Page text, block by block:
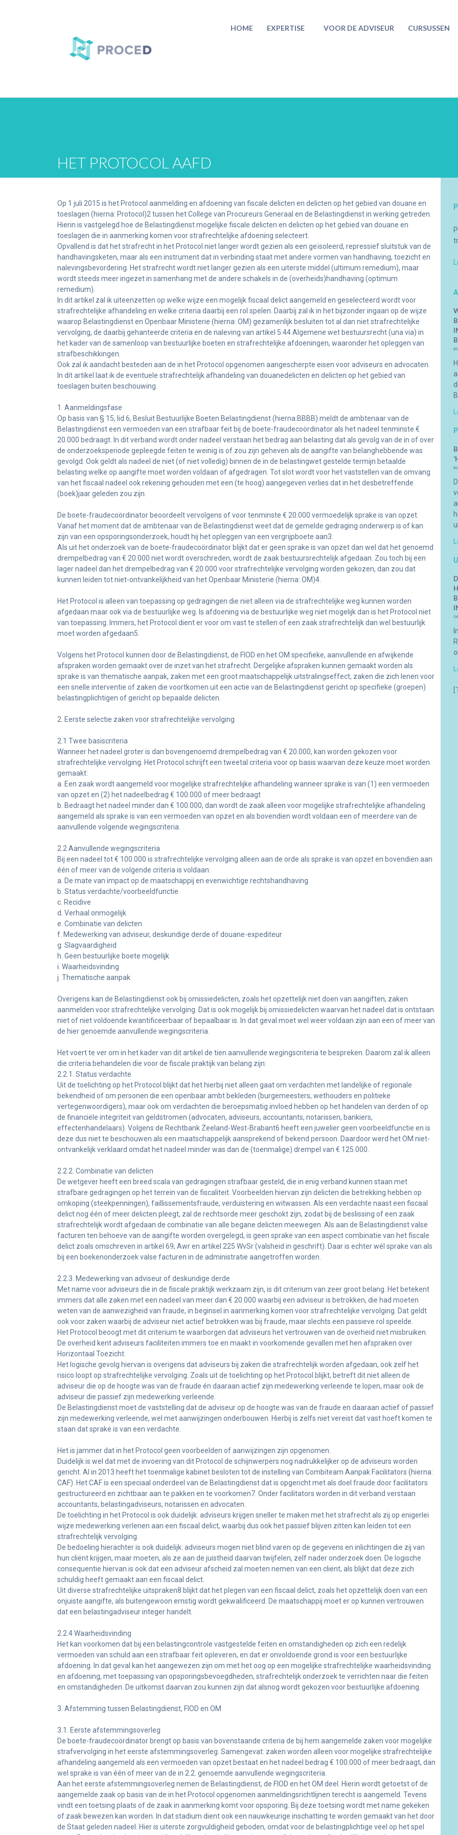
HOME EXPERTISE VOOR DE ADVISEUR CURSUSSEN
HET PROTOCOL AAFD
Op 1 juli 2015 is het Protocol aanmelding en afdoening van fiscale delicten en delicten op het gebied van douane en
toeslagen (hierna: Protocol)2 tussen het College van Procureurs Generaal en de Belastingdienst in werking getreden.
Hierin is vastgelegd hoe de Belastingdienst mogelijke fiscale delicten en delicten op het gebied van douane en
toeslagen die in aanmerking komen voor strafrechtelijke afdoening selecteert.
Opvallend is dat het strafrecht in het Protocol niet langer wordt gezien als een geïsoleerd, repressief sluitstuk van de
handhavingsketen, maar als een instrument dat in verbinding staat met andere vormen van handhaving, toezicht en
nalevingsbevordering. Het strafrecht wordt niet langer gezien als een uiterste middel (ultimum remedium), maar
wordt steeds meer ingezet in samenhang met de andere schakels in de (overheids)handhaving (optimum
remedium).
In dit artikel zal ik uiteenzetten op welke wijze een mogelijk fiscaal delict aangemeld en geselecteerd wordt voor
strafrechtelijke afhandeling en welke criteria daarbij een rol spelen. Daarbij zal ik in het bijzonder ingaan op de wijze
waarop Belastingdienst en Openbaar Ministerie (hierna: OM) gezamenlijk besluiten tot al dan niet strafrechtelijke
vervolging, de daarbij gehanteerde criteria en de naleving van artikel 5:44 Algemene wet bestuursrecht (una via) in
het kader van de samenloop van bestuurlijke boeten en strafrechtelijke afdoeningen, waaronder het opleggen van
strafbeschikkingen.
Ook zal ik aandacht besteden aan de in het Protocol opgenomen aangescherpte eisen voor adviseurs en advocaten.
In dit artikel laat ik de eventuele strafrechtelijk afhandeling van douanedelicten en delicten op het gebied van
toeslagen buiten beschouwing.
1. Aanmeldingsfase
Op basis van § 15, lid 6, Besluit Bestuurlijke Boeten Belastingdienst (hierna:BBBB) meldt de ambtenaar van de
Belastingdienst een vermoeden van een strafbaar feit bij de boete-fraudecoördinator als het nadeel tenminste €
20.000 bedraagt. In dit verband wordt onder nadeel verstaan het bedrag aan belasting dat als gevolg van de in of over
de onderzoeksperiode gepleegde feiten te weinig is of zou zijn geheven als de aangifte van belanghebbende was
gevolgd. Ook geldt als nadeel de niet (of niet volledig) binnen de in de belastingwet gestelde termijn betaalde
belasting welke op aangifte moet worden voldaan of afgedragen. Tot slot wordt voor het vaststellen van de omvang
van het fiscaal nadeel ook rekening gehouden met een (te hoog) aangegeven verlies dat in het desbetreffende
(boek)jaar geleden zou zijn.
De boete-fraudecoördinator beoordeelt vervolgens of voor tenminste € 20.000 vermoedelijk sprake is van opzet.
Vanaf het moment dat de ambtenaar van de Belastingdienst weet dat de gemelde gedraging onderwerp is of kan
zijn van een opsporingsonderzoek, houdt hij het opleggen van een vergrijpboete aan3.
Als uit het onderzoek van de boete-fraudecoördinator blijkt dat er geen sprake is van opzet dan wel dat het genoemd
drempelbedrag van € 20.000 niet wordt overschreden, wordt de zaak bestuursrechtelijk afgedaan. Zou toch bij een
lager nadeel dan het drempelbedrag van € 20.000 voor strafrechtelijke vervolging worden gekozen, dan zou dat
kunnen leiden tot niet-ontvankelijkheid van het Openbaar Ministerie (hierna: OM)4.
Het Protocol is alleen van toepassing op gedragingen die niet alleen via de strafrechtelijke weg kunnen worden
afgedaan maar ook via de bestuurlijke weg. Is afdoening via de bestuurlijke weg niet mogelijk dan is het Protocol niet
van toepassing. Immers, het Protocol dient er voor om vast te stellen of een zaak strafrechtelijk dan wel bestuurlijk
moet worden afgedaan5.
Volgens het Protocol kunnen door de Belastingdienst, de FIOD en het OM specifieke, aanvullende en afwijkende
afspraken worden gemaakt over de inzet van het strafrecht. Dergelijke afspraken kunnen gemaakt worden als
sprake is van thematische aanpak, zaken met een groot maatschappelijk uitstralingseffect, zaken die zich lenen voor
een snelle interventie of zaken die voortkomen uit een actie van de Belastingdienst gericht op specifieke (groepen)
belastingplichtigen of gericht op bepaalde delicten.
2. Eerste selectie zaken voor strafrechtelijke vervolging
2.1 Twee basiscriteria
Wanneer het nadeel groter is dan bovengenoemd drempelbedrag van € 20.000, kan worden gekozen voor
strafrechtelijke vervolging. Het Protocol schrijft een tweetal criteria voor op basis waarvan deze keuze moet worden
gemaakt:
a. Een zaak wordt aangemeld voor mogelijke strafrechtelijke afhandeling wanneer sprake is van (1) een vermoeden
van opzet en (2) het nadeelbedrag € 100.000 of meer bedraagt
b. Bedraagt het nadeel minder dan € 100.000, dan wordt de zaak alleen voor mogelijke strafrechtelijke afhandeling
aangemeld als sprake is van een vermoeden van opzet en als bovendien wordt voldaan een of meerdere van de
aanvullende volgende wegingscriteria.
2.2 Aanvullende wegingscriteria
Bij een nadeel tot € 100.000 is strafrechtelijke vervolging alleen aan de orde als sprake is van opzet en bovendien aan
één of meer van de volgende criteria is voldaan:
a. De mate van impact op de maatschappij en evenwichtige rechtshandhaving
b. Status verdachte/voorbeeldfunctie
c. Recidive
d. Verhaal onmogelijk
e. Combinatie van delicten
f. Medewerking van adviseur, deskundige derde of douane-expediteur
g. Slagvaardigheid
h. Geen bestuurlijke boete mogelijk
i. Waarheidsvinding
j. Thematische aanpak
Overigens kan de Belastingdienst ook bij omissiedelicten, zoals het opzettelijk niet doen van aangiften, zaken
aanmelden voor strafrechtelijke vervolging. Dat is ook mogelijk bij omissiedelicten waarvan het nadeel dat is ontstaan
niet of niet voldoende kwantificeerbaar of bepaalbaar is. In dat geval moet wel weer voldaan zijn aan een of meer van
de hier genoemde aanvullende wegingscriteria.
Het voert te ver om in het kader van dit artikel de tien aanvullende wegingscriteria te bespreken. Daarom zal ik alleen
die criteria behandelen die voor de fiscale praktijk van belang zijn:
2.2.1. Status verdachte
Uit de toelichting op het Protocol blijkt dat het hierbij niet alleen gaat om verdachten met landelijke of regionale
bekendheid of om personen die een openbaar ambt bekleden (burgemeesters, wethouders en politieke
vertegenwoordigers), maar ook om verdachten die beroepsmatig invloed hebben op het handelen van derden of op
de financiële integriteit van geldstromen (advocaten, adviseurs, accountants, notarissen, bankiers,
effectenhandelaars). Volgens de Rechtbank Zeeland-West-Brabant6 heeft een juwelier geen voorbeeldfunctie en is
deze dus niet te beschouwen als een maatschappelijk aansprekend of bekend persoon. Daardoor werd het OM niet-
ontvankelijk verklaard omdat het nadeel minder was dan de (toenmalige) drempel van € 125.000.
2.2.2. Combinatie van delicten
De wetgever heeft een breed scala van gedragingen strafbaar gesteld, die in enig verband kunnen staan met
strafbare gedragingen op het terrein van de fiscaliteit. Voorbeelden hiervan zijn delicten die betrekking hebben op
omkoping (steekpenningen), faillissementsfraude, verduistering en witwassen. Als een verdachte naast een fiscaal
delict nog één of meer delicten pleegt, zal de rechtsorde meer geschokt zijn, zodat bij de beslissing of een zaak
strafrechtelijk wordt afgedaan de combinatie van alle begane delicten meewegen. Als aan de Belastingdienst valse
facturen ten behoeve van de aangifte worden overgelegd, is geen sprake van een aspect combinatie van het fiscale
delict zoals omschreven in artikel 69, Awr en artikel 225 WvSr (valsheid in geschrift). Daar is echter wél sprake van als
bij een boekenonderzoek valse facturen in de administratie aangetroffen worden.
2.2.3. Medewerking van adviseur of deskundige derde
Met name voor adviseurs die in de fiscale praktijk werkzaam zijn, is dit criterium van zeer groot belang. Het betekent
immers dat alle zaken met een nadeel van meer dan € 20.000 waarbij een adviseur is betrokken, die had moeten
weten van de aanwezigheid van fraude, in beginsel in aanmerking komen voor strafrechtelijke vervolging. Dat geldt
ook voor zaken waarbij de adviseur niet actief betrokken was bij fraude, maar slechts een passieve rol speelde.
Het Protocol beoogt met dit criterium te waarborgen dat adviseurs het vertrouwen van de overheid niet misbruiken.
De overheid kent adviseurs faciliteiten immers toe en maakt in voorkomende gevallen met hen afspraken over
Horizontaal Toezicht.
Het logische gevolg hiervan is overigens dat adviseurs bij zaken die strafrechtelijk worden afgedaan, ook zelf het
risico loopt op strafrechtelijke vervolging. Zoals uit de toelichting op het Protocol blijkt, betreft dit niet alleen de
adviseur die op de hoogte was van de fraude én daaraan actief zijn medewerking verleende te lopen, maar ook de
adviseur die passief zijn medewerking verleende.
De Belastingdienst moet de vaststelling dat de adviseur op de hoogte was van de fraude en daaraan actief of passief
zijn medewerking verleende, wel met aanwijzingen onderbouwen. Hierbij is zelfs niet vereist dat vast hoeft komen te
staan dat sprake is van een verdachte.
Het is jammer dat in het Protocol geen voorbeelden of aanwijzingen zijn opgenomen.
Duidelijk is wel dat met de invoering van dit Protocol de schijnwerpers nog nadrukkelijker op de adviseurs worden
gericht. Al in 2013 heeft het toenmalige kabinet besloten tot de instelling van Combiteam Aanpak Facilitators (hierna:
CAF). Het CAF is een speciaal onderdeel van de Belastingdienst dat is opgericht met als doel fraude door facilitators
gestructureerd en zichtbaar aan te pakken en te voorkomen7. Onder facilitators worden in dit verband verstaan
accountants, belastingadviseurs, notarissen en advocaten.
De toelichting in het Protocol is ook duidelijk: adviseurs krijgen sneller te maken met het strafrecht als zij op enigerlei
wijze medewerking verlenen aan een fiscaal delict, waarbij dus ook het passief blijven zitten kan leiden tot een
strafrechtelijk vervolging.
De bedoeling hierachter is ook duidelijk: adviseurs mogen niet blind varen op de gegevens en inlichtingen die zij van
hun cliënt krijgen, maar moeten, als ze aan de juistheid daarvan twijfelen, zelf nader onderzoek doen. De logische
consequentie hiervan is ook dat een adviseur afscheid zal moeten nemen van een cliënt, als blijkt dat deze zich
schuldig heeft gemaakt aan een fiscaal delict.
Uit diverse strafrechtelijke uitspraken8 blijkt dat het plegen van een fiscaal delict, zoals het opzettelijk doen van een
onjuiste aangifte, als buitengewoon ernstig wordt gekwalificeerd. De maatschappij moet er op kunnen vertrouwen
dat een belastingadviseur integer handelt.
2.2.4 Waarheidsvinding
Het kan voorkomen dat bij een belastingcontrole vastgestelde feiten en omstandigheden op zich een redelijk
vermoeden van schuld aan een strafbaar feit opleveren, en dat er onvoldoende grond is voor een bestuurlijke
afdoening. In dat geval kan het aangewezen zijn om met het oog op een mogelijke strafrechtelijke waarheidsvinding
en afdoening, met toepassing van opsporingsbevoegdheden, strafrechtelijk onderzoek te verrichten naar die feiten
en omstandigheden. De uitkomst daarvan zou kunnen zijn dat alsnog wordt gekozen voor bestuurlijke afdoening.
3. Afstemming tussen Belastingdienst, FIOD en OM
3.1. Eerste afstemmingsoverleg
De boete-fraudecoördinator brengt op basis van bovenstaande criteria de bij hem aangemelde zaken voor mogelijke
strafvervolging in het eerste afstemmingsoverleg. Samengevat: zaken worden alleen voor mogelijke strafrechtelijke
afhandeling aangemeld als een vermoeden van opzet bestaat en het nadeel bedrag € 100.000 of meer bedraagt, dan
wel sprake is van één of meer van de in 2.2. genoemde aanvullende wegingscriteria.
Aan het eerste afstemmingsoverleg nemen de Belastingdienst, de FIOD en het OM deel. Hierin wordt getoetst of de
aangemelde zaak op basis van de in het Protocol opgenomen aanmeldingsrichtlijnen terecht is aangemeld. Tevens
vindt een toetsing plaats of de zaak in aanmerking komt voor opsporing. Bij deze toetsing wordt met name gekeken
of zaak bewezen kan worden. In dat stadium dient ook een nauwkeurige inschatting te worden gemaakt van het door
de Staat geleden nadeel. Hier is uiterste zorgvuldigheid geboden, omdat voor de belastingplichtige veel op het spel